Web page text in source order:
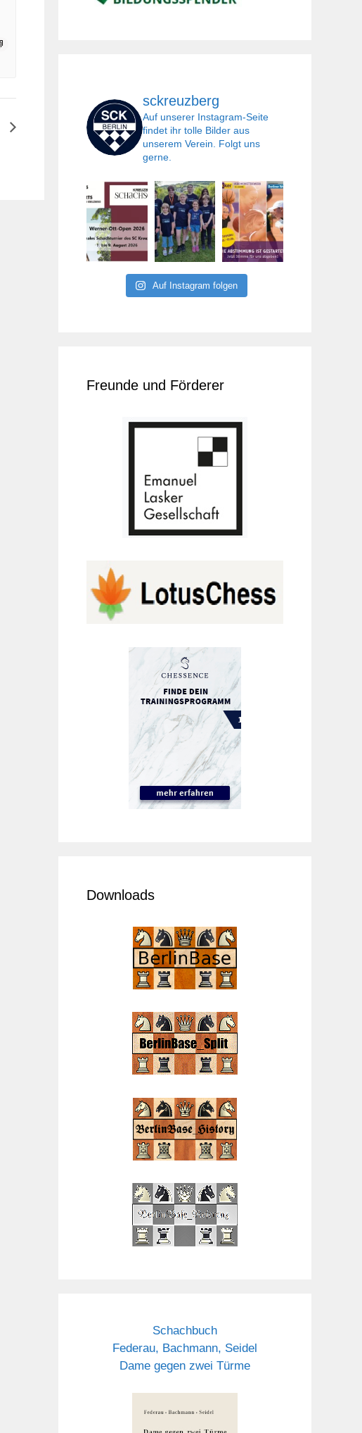
sckreuzberg
Auf unserer Instagram-Seite
findet ihr tolle Bilder aus
unserem Verein. Folgt uns
gerne.
Auf Instagram folgen
Freunde und Förderer
Downloads
Schachbuch
Federau, Bachmann, Seidel
Dame gegen zwei Türme